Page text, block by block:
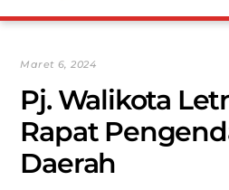
Maret 6, 2024
Pj. Walikota
Rapat
Daerah